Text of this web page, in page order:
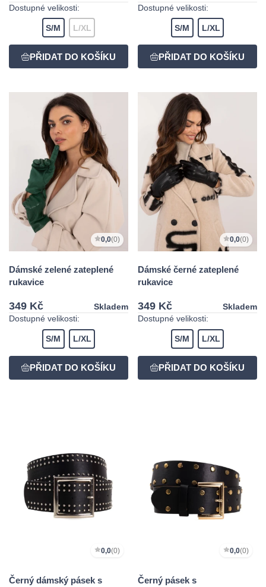
Dostupné velikosti:
S/M L/XL
Dostupné velikosti:
S/M L/XL
0,0(0)
Dámské zelené zateplené
rukavice
349 Kč
Skladem
Dostupné velikosti:
S/M L/XL
0,0(0)
Dámské černé zateplené
rukavice
349 Kč
Skladem
Dostupné velikosti:
S/M L/XL
0,0(0)
Černý dámský pásek s
0,0(0)
Černý pásek s